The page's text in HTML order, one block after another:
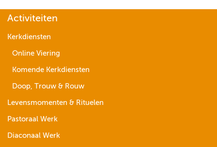
Activiteiten
Kerkdiensten
Online Viering
Komende Kerkdiensten
Doop, Trouw & Rouw
Levensmomenten & Rituelen
Pastoraal Werk
Diaconaal Werk